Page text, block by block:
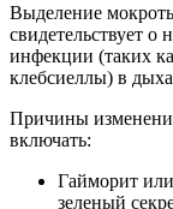
Выделение
свидетельствует о
инфекции (таких
клебсиеллы) в
Причины
включать:
Гайморит
зеленый